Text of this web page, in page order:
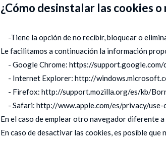
¿Cómo desinstalar las cookies
-Tiene la opción de no recibir, bloquear o
Le facilitamos a continuación la información
- Google Chrome: https://support.google.com/
- Internet Explorer: http://
- Firefox: http://support.mozilla.org/es/kb/
- Safari: http://www.apple.com/es/privacy/
En el caso de emplear otro navegador diferente
En caso de desactivar las cookies, es posible